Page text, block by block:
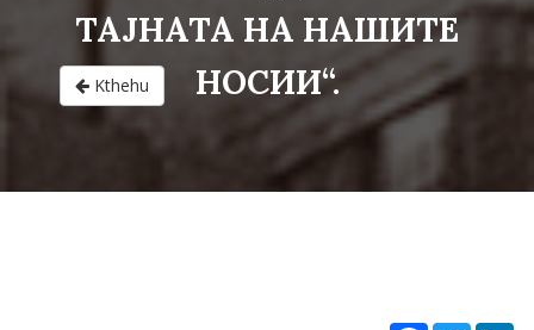
Kthehu
ТАЈНАТА НА НАШИТЕ
НОСИИ“.